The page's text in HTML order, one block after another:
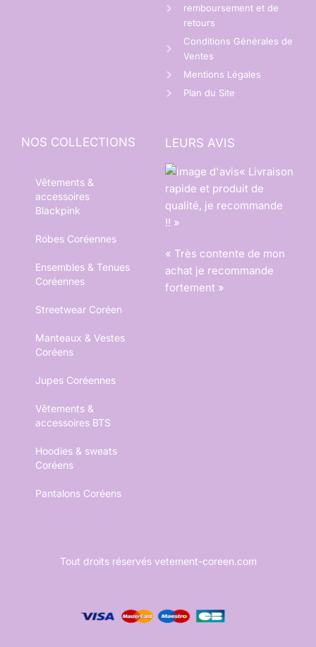
remboursement et de
retours
Conditions Générales de
Ventes
Mentions Légales
Plan du Site
NOS COLLECTIONS
Vêtements &
accessoires
Blackpink
Robes Coréennes
Ensembles & Tenues
Coréennes
Streetwear Coréen
Manteaux & Vestes
Coréens
Jupes Coréennes
Vêtements &
accessoires BTS
Hoodies & sweats
Coréens
Pantalons Coréens
LEURS AVIS
« Livraison
rapide et produit de
qualité, je recommande
!! »
« Très contente de mon
achat je recommande
fortement »
Tout droits réservés vetement-coreen.com